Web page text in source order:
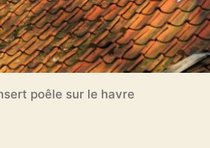
poêle sur le havre